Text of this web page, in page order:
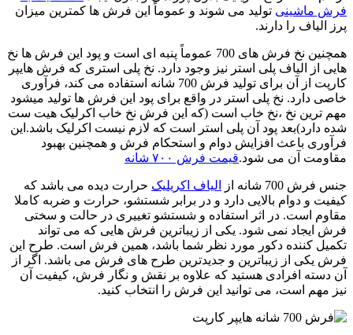
فرش ماشینی تولید می شوند و عموماً این فرش ها کمترین میزان
پرز الیاف را دارند.
همچنین نخ فرش های 700 عموماً پنبه ای است و پود این فرش ها نخ
هایی از الیاف پلی استر نیز وجود دارد. نخ پلی استری که فرش هایپر
کارپت از آن برای تولید فرش 700 شانه استفاده می کند، فرآوری
خاصی دارد. نخ پلی استر در واقع برای پود این فرش ها تولید میشود
مهم ترین نخ ،نخ خاب است (که این فرش نخ خاب اکرلیک هیت ست
شده دارد)بعد پود آن پلی استر است که لازم نیست اکرلیک باشد.این
فرآوری باعث افزایش دوام و استحکام فرش و همچنین بهبود
مقاومت آن می شود.قیمت فرش ۷۰۰ شانه
جنس فرش 700 شانه از الیاف اکریلیک حرارت دیده می باشد که
کیفیت و دوام بالایی دارد و در برابر شستشو، حرارت و ضربه کاملا
مقاوم است. در اثر استفاده و شستشو تغییری در حالت و سختی
فرش ایجاد نمی شود. یکی از زیباترین فرش هایی که می تواند
تکمیل کننده دکور مورد نظر شما باشد، همین فرش است. طرح این
فرش یکی از زیباترین و جدیدترین طرح های فرش می باشد. اگر از
آن دسته افرادی هستید که علاوه بر نقش و نگار فرش، کیفیت آن
نیز مهم است، می توانید این فرش را انتخاب کنید.